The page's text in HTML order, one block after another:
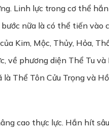
Linh lực trong cơ thể
nữa là có thể tiến vào
Kim, Mộc, Thủy, Hỏa,
về phương diện Thể Tu
Thể Tôn Cửu Trọng và
cao thực lực. Hắn hít